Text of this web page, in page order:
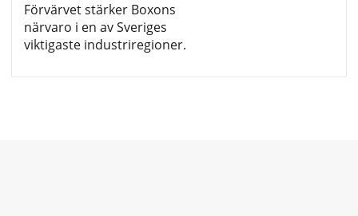
Förvärvet stärker Boxons
närvaro i en av Sveriges
viktigaste industriregioner.